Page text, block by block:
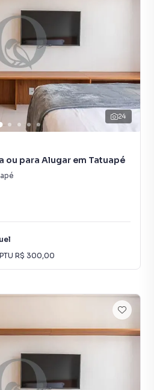
24
ou para Alugar em Tatuapé
R$ 300,00